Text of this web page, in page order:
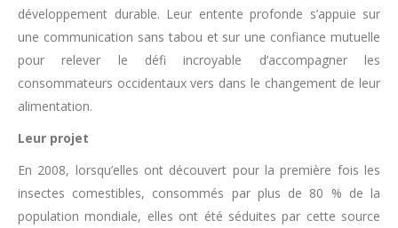
développement durable. Leur entente profonde s’appuie sur
une communication sans tabou et sur une confiance mutuelle
pour relever le défi incroyable d’accompagner les
consommateurs occidentaux vers dans le changement de leur
alimentation.
Leur projet
En 2008, lorsqu’elles ont découvert pour la première fois les
insectes comestibles, consommés par plus de 80 % de la
population mondiale, elles ont été séduites par cette source